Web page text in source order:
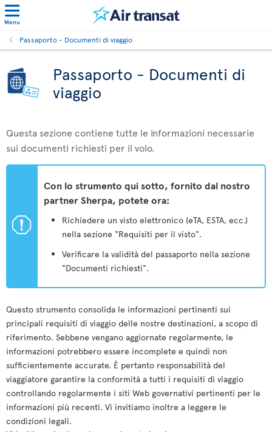
Menu
Passaporto - Documenti di viaggio
Passaporto - Documenti di
viaggio
Questa sezione contiene tutte le informazioni necessarie
sui documenti richiesti per il volo.
ü
Con lo strumento qui sotto, fornito dal nostro
partner Sherpa, potete ora:
Richiedere un visto elettronico (eTA, ESTA, ecc.)
nella sezione "Requisiti per il visto".
Verificare la validità del passaporto nella sezione
"Documenti richiesti".
Questo strumento consolida le informazioni pertinenti sui
principali requisiti di viaggio delle nostre destinazioni, a scopo di
riferimento. Sebbene vengano aggiornate regolarmente, le
informazioni potrebbero essere incomplete e quindi non
sufficientemente accurate. È pertanto responsabilità del
viaggiatore garantire la conformità a tutti i requisiti di viaggio
controllando regolarmente i siti Web governativi pertinenti per le
informazioni più recenti. Vi invitiamo inoltre a leggere le
condizioni legali.